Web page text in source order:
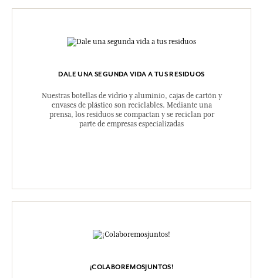
DALE UNA SEGUNDA VIDA A TUS RESIDUOS
Nuestras botellas de vidrio y aluminio, cajas de cartón y
envases de plástico son reciclables. Mediante una
prensa, los residuos se compactan y se reciclan por
parte de empresas especializadas
¡COLABOREMOSJUNTOS!